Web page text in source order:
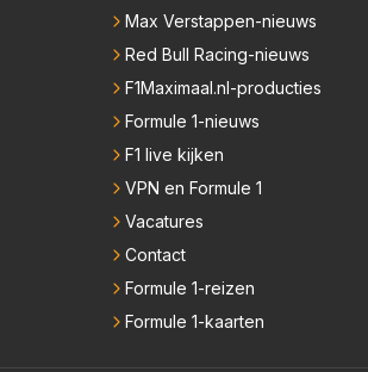
Max Verstappen-nieuws
Red Bull Racing-nieuws
F1Maximaal.nl-producties
Formule 1-nieuws
F1 live kijken
VPN en Formule 1
Vacatures
Contact
Formule 1-reizen
Formule 1-kaarten